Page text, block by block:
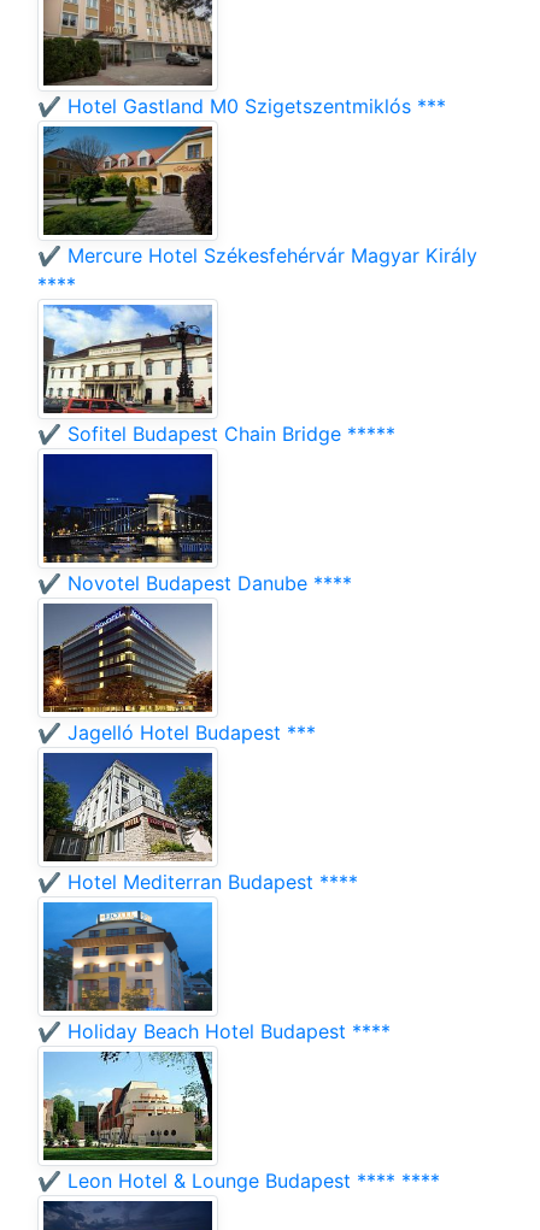
✔️ Hotel Gastland M0 Szigetszentmiklós ***
✔️ Mercure Hotel Székesfehérvár Magyar Király
****
✔️ Sofitel Budapest Chain Bridge *****
✔️ Novotel Budapest Danube ****
✔️ Jagelló Hotel Budapest ***
✔️ Hotel Mediterran Budapest ****
✔️ Holiday Beach Hotel Budapest ****
✔️ Leon Hotel & Lounge Budapest **** ****